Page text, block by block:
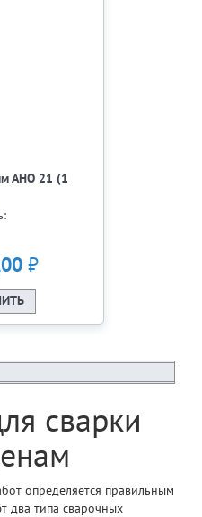
АНО 21 (1
₽
сварки
определяется правильным
два типа сварочных